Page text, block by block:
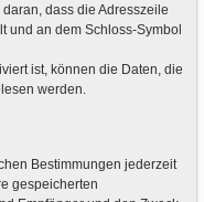
dass die Adresszeile
und an dem Schloss-Symbol
ist, können die Daten, die
werden.
Bestimmungen jederzeit
gespeicherten